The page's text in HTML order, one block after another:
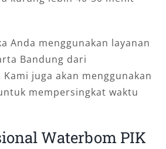
Anda menggunakan layanan
Bandung dari
Kami juga akan menggunakan
mempersingkat waktu
Waterbom PIK